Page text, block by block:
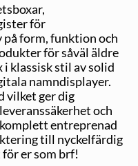
för
på form, funktion och
för såväl äldre
i klassisk stil av solid
namndisplayer.
vilket ger dig
och
entreprenad
till nyckelfärdig
er som brf!